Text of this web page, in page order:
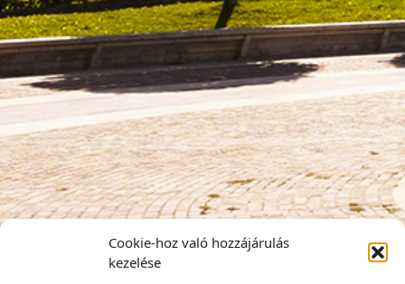
Cookie-hoz való hozzájárulás
kezelése